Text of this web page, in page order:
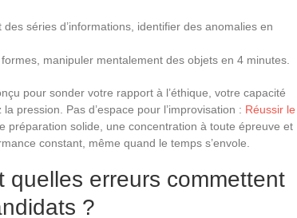
séries d’informations, identifier des anomalies en
manipuler mentalement des objets en 4 minutes.
pour sonder votre rapport à l’éthique, votre capacité
pression. Pas d’espace pour l’improvisation : Réussir le
préparation solide, une concentration à toute épreuve et
constant, même quand le temps s’envole.
quelles erreurs commettent
?